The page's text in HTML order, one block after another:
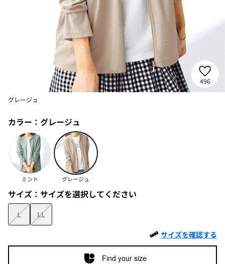
496
グレージュ
カラー： グレージュ
ミント グレージュ
サイズ： サイズを選択してください
L
LL
サイズを確認する
Find your size